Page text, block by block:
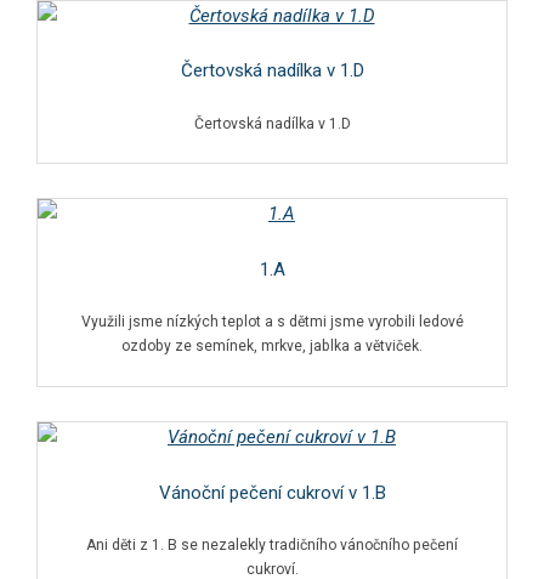
Čertovská nadílka v 1.D
Čertovská nadílka v 1.D
1.A
Využili jsme nízkých teplot a s dětmi jsme vyrobili ledové
ozdoby ze semínek, mrkve, jablka a větviček.
Vánoční pečení cukroví v 1.B
Ani děti z 1. B se nezalekly tradičního vánočního pečení
cukroví.